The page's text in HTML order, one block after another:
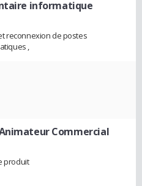
informatique
reconnexion de postes
,
Commercial
produit